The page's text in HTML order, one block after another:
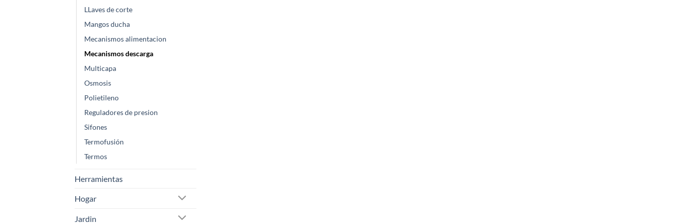
LLaves de corte
Mangos ducha
Mecanismos alimentacion
Mecanismos descarga
Multicapa
Osmosis
Polietileno
Reguladores de presion
Sifones
Termofusión
Termos
Herramientas
Hogar
Jardin